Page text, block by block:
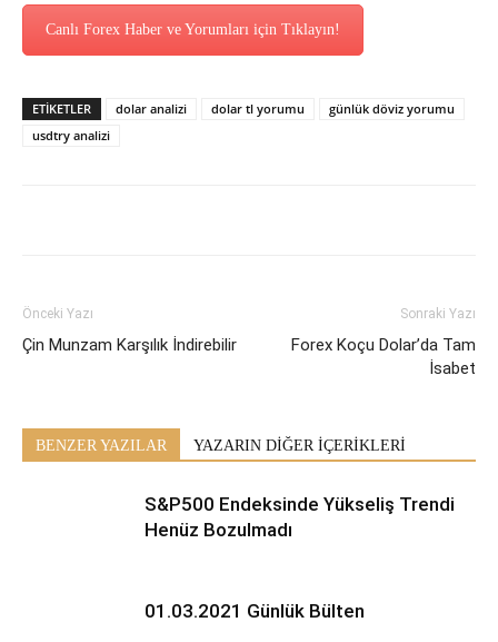
Canlı Forex Haber ve Yorumları için Tıklayın!
ETİKETLER dolar analizi dolar tl yorumu
günlük döviz yorumu
usdtry analizi
Önceki Yazı
Çin Munzam Karşılık İndirebilir
Sonraki Yazı
Forex Koçu Dolar’da Tam
İsabet
BENZER YAZILAR YAZARIN DİĞER İÇERİKLERİ
S&P500 Endeksinde Yükseliş Trendi
Henüz Bozulmadı
01.03.2021 Günlük Bülten